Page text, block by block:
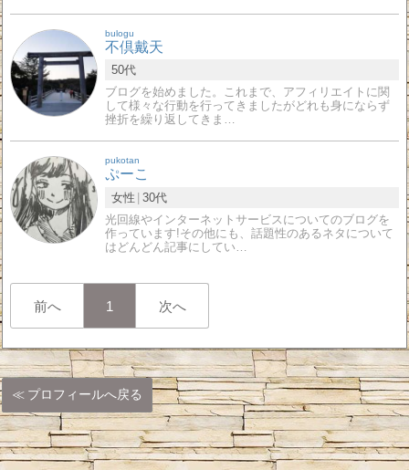
bulogu
不倶戴天
50代
ブログを始めました。これまで、アフィリエイトに関
して様々な行動を行ってきましたがどれも身にならず
挫折を繰り返してきま…
pukotan
ぷーこ
女性 30代
光回線やインターネットサービスについてのブログを
作っています!その他にも、話題性のあるネタについて
はどんどん記事にしてい…
前へ 1 次へ
プロフィールへ戻る